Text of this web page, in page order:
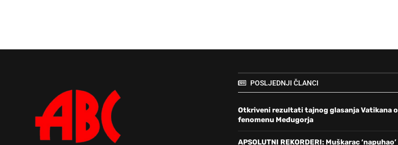
POSLJEDNJI ČLANCI
Otkriveni rezultati tajnog glasanja Vatikana o
fenomenu Međugorja
APSOLUTNI REKORDERI: Muškarac ‘napuhao’